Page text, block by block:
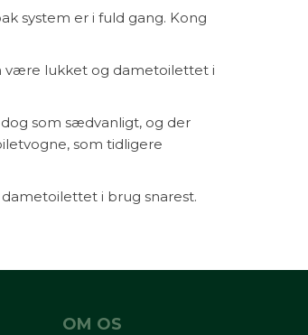
system er i fuld gang. Kong
være lukket og dametoilettet i
som sædvanligt, og der
som tidligere
i brug snarest.
OM OS